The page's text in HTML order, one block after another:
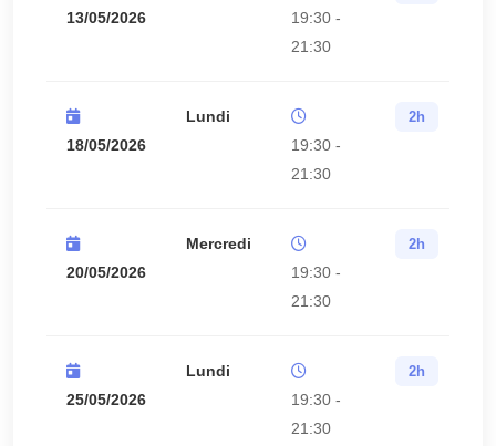
13/05/2026
19:30 -
21:30
18/05/2026
Lundi
19:30 -
21:30
2h
20/05/2026
Mercredi
19:30 -
21:30
2h
25/05/2026
Lundi
19:30 -
21:30
2h